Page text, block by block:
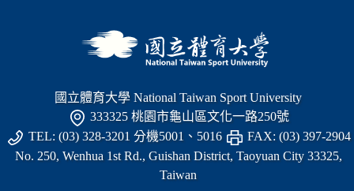
國立體育大學 National Taiwan Sport University
333325 桃園市龜山區文化一路250號
TEL: (03) 328-3201 分機5001、5016
FAX: (03) 397-2904
No. 250, Wenhua 1st Rd., Guishan District, Taoyuan City 33325,
Taiwan